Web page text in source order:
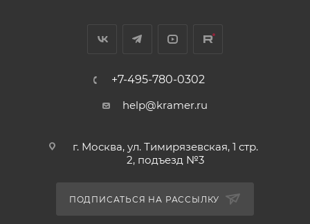
+7-495-780-0302
help@kramer.ru
г. Москва, ул. Тимирязевская, 1 стр.
2, подъезд №3
ПОДПИСАТЬСЯ НА РАССЫЛКУ